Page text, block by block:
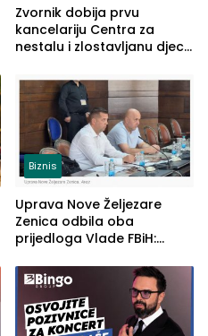
Zvornik dobija prvu
kancelariju Centra za
nestalu i zlostavljanu djecu
Biznis
Uprava Nove Željezare
Zenica odbila oba
prijedloga Vlade FBiH:
rješenje